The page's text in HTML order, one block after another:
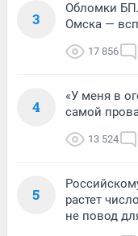
3
Обломки
Омска —
17 856
4
«У меня в
самой
13 524
5
растет
не повод